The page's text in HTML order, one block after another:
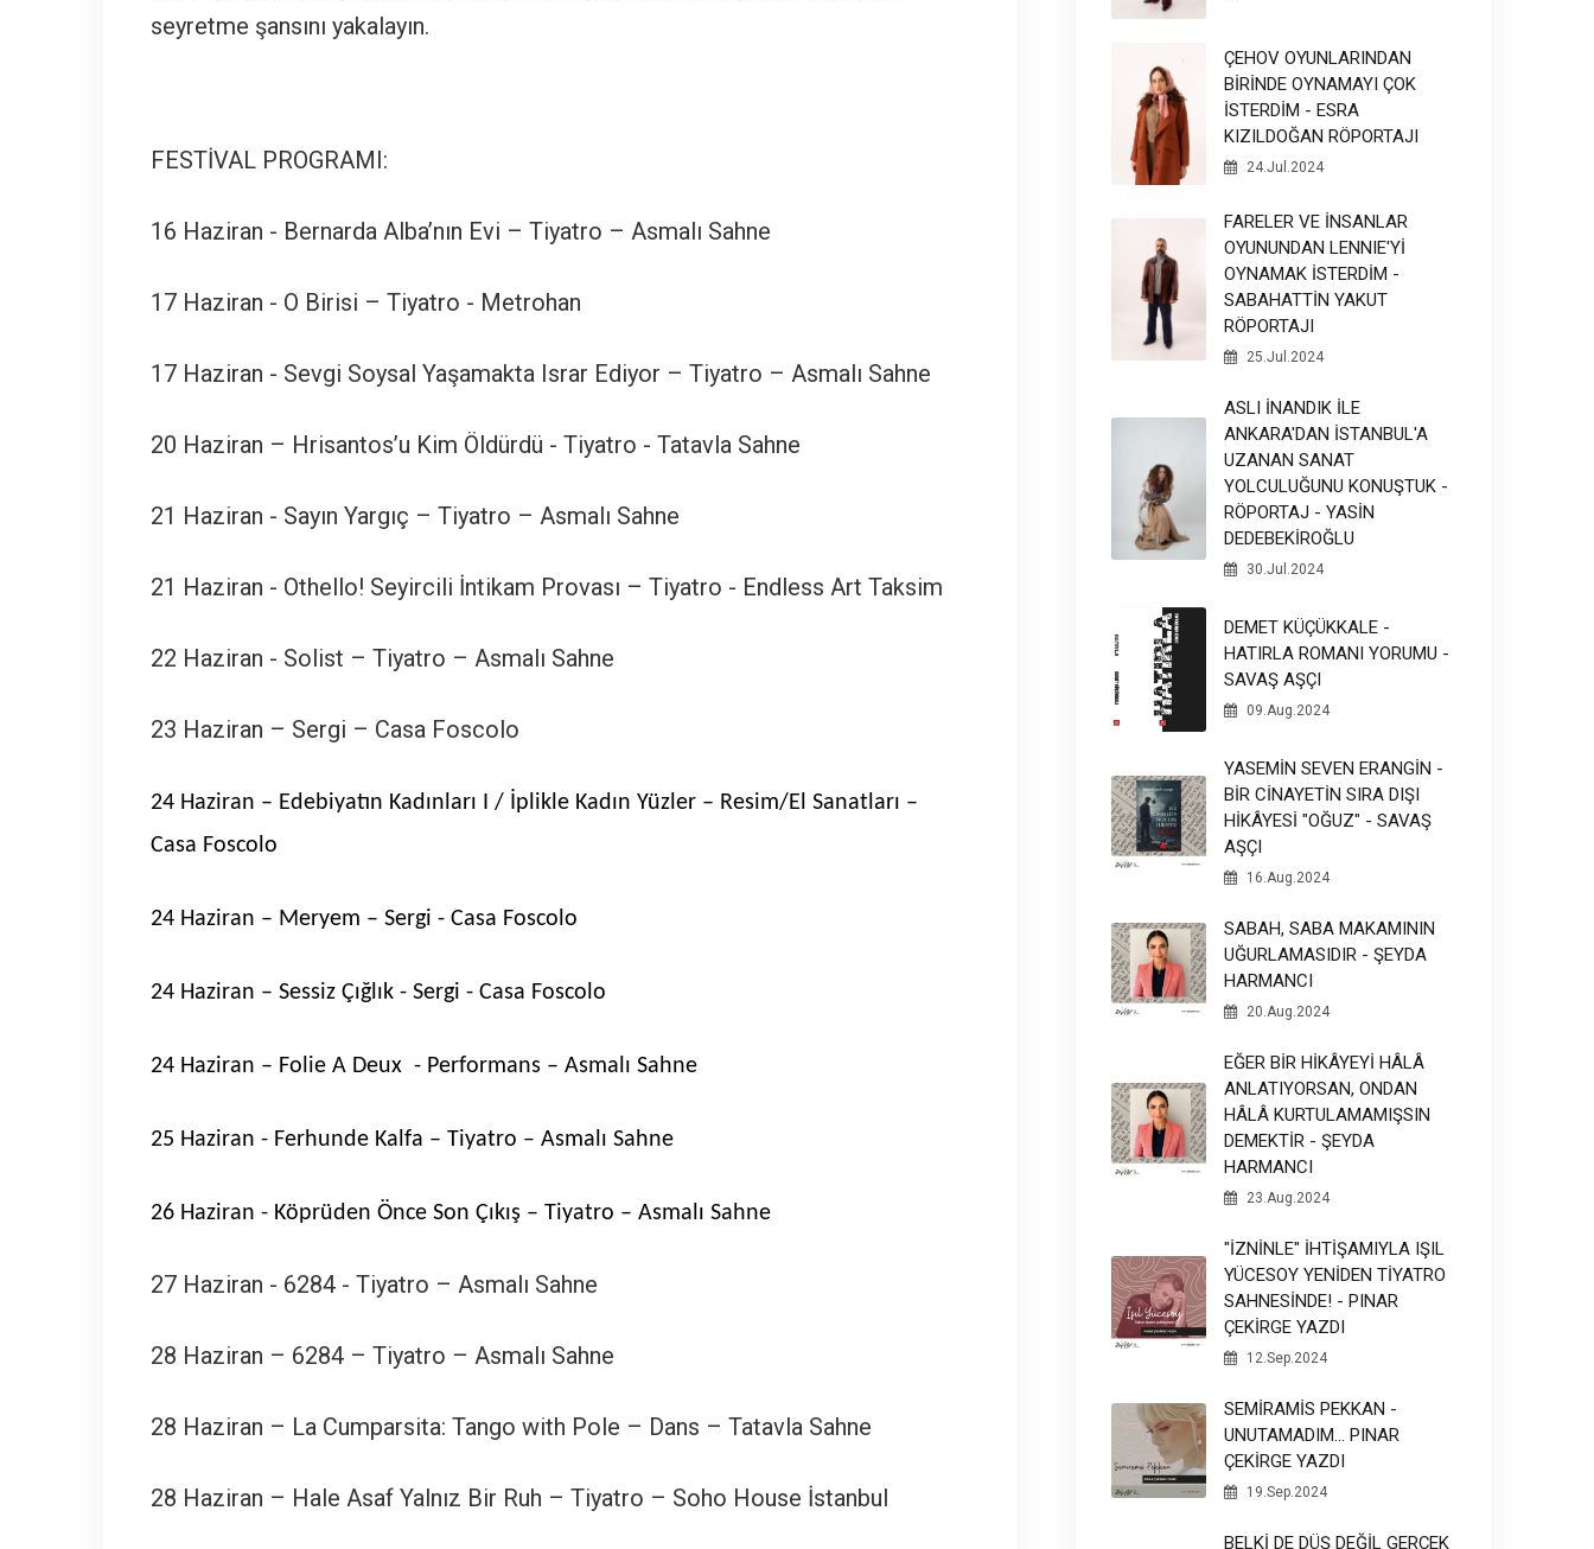
seyretme şansını yakalayın.
FESTİVAL PROGRAMI:
16 Haziran - Bernarda Alba’nın Evi – Tiyatro – Asmalı Sahne
17 Haziran - O Birisi – Tiyatro - Metrohan
17 Haziran - Sevgi Soysal Yaşamakta Israr Ediyor – Tiyatro – Asmalı Sahne
20 Haziran – Hrisantos’u Kim Öldürdü - Tiyatro - Tatavla Sahne
21 Haziran - Sayın Yargıç – Tiyatro – Asmalı Sahne
21 Haziran - Othello! Seyircili İntikam Provası – Tiyatro - Endless Art Taksim
22 Haziran - Solist – Tiyatro – Asmalı Sahne
23 Haziran – Sergi – Casa Foscolo
24 Haziran – Edebiyatın Kadınları I / İplikle Kadın Yüzler – Resim/El Sanatları –
Casa Foscolo
24 Haziran – Meryem – Sergi - Casa Foscolo
24 Haziran – Sessiz Çığlık - Sergi - Casa Foscolo
24 Haziran – Folie A Deux - Performans – Asmalı Sahne
25 Haziran - Ferhunde Kalfa – Tiyatro – Asmalı Sahne
26 Haziran - Köprüden Önce Son Çıkış – Tiyatro – Asmalı Sahne
27 Haziran - 6284 - Tiyatro – Asmalı Sahne
28 Haziran – 6284 – Tiyatro – Asmalı Sahne
28 Haziran – La Cumparsita: Tango with Pole – Dans – Tatavla Sahne
28 Haziran – Hale Asaf Yalnız Bir Ruh – Tiyatro – Soho House İstanbul
ÇEHOV OYUNLARINDAN
BİRİNDE OYNAMAYI ÇOK
İSTERDİM - ESRA
KIZILDOĞAN RÖPORTAJI
24.Jul.2024
FARELER VE İNSANLAR
OYUNUNDAN LENNIE'Yİ
OYNAMAK İSTERDİM -
SABAHATTİN YAKUT
RÖPORTAJI
25.Jul.2024
ASLI İNANDIK İLE
ANKARA'DAN İSTANBUL'A
UZANAN SANAT
YOLCULUĞUNU KONUŞTUK -
RÖPORTAJ - YASİN
DEDEBEKİROĞLU
30.Jul.2024
DEMET KÜÇÜKKALE -
HATIRLA ROMANI YORUMU -
SAVAŞ AŞÇI
09.Aug.2024
YASEMİN SEVEN ERANGİN -
BİR CİNAYETİN SIRA DIŞI
HİKÂYESİ "OĞUZ" - SAVAŞ
AŞÇI
16.Aug.2024
SABAH, SABA MAKAMININ
UĞURLAMASIDIR - ŞEYDA
HARMANCI
20.Aug.2024
EĞER BİR HİKÂYEYİ HÂLÂ
ANLATIYORSAN, ONDAN
HÂLÂ KURTULAMAMIŞSIN
DEMEKTİR - ŞEYDA
HARMANCI
23.Aug.2024
"İZNİNLE" İHTİŞAMIYLA IŞIL
YÜCESOY YENİDEN TİYATRO
SAHNESİNDE! - PINAR
ÇEKİRGE YAZDI
12.Sep.2024
SEMİRAMİS PEKKAN -
UNUTAMADIM... PINAR
ÇEKİRGE YAZDI
19.Sep.2024
BELKİ DE DÜŞ DEĞİL GERÇEK